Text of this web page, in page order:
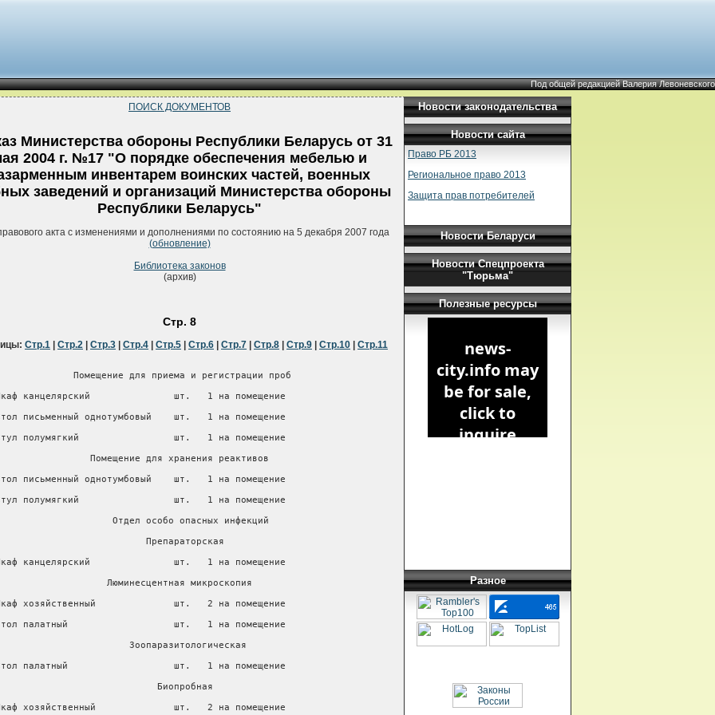
Под общей редакцией Валерия Левоневского
ПОИСК ДОКУМЕНТОВ
Министерства обороны Республики Беларусь от 31
2004 г. №17 "О порядке обеспечения мебелью и
инвентарем воинских частей, военных
заведений и организаций Министерства обороны
Республики Беларусь"
акта с изменениями и дополнениями по состоянию на 5 декабря 2007 года
(обновление)
Библиотека законов
(архив)
Стр. 8
Стр.1 Стр.2 Стр.3 Стр.4 Стр.5 Стр.6 Стр.7 Стр.8 Стр.9 Стр.10 Стр.11
Новости законодательства
Новости сайта
Право РБ 2013
Региональное право 2013
Защита прав потребителей
Новости Беларуси
Новости Спецпроекта
"Тюрьма"
Полезные ресурсы
Разное